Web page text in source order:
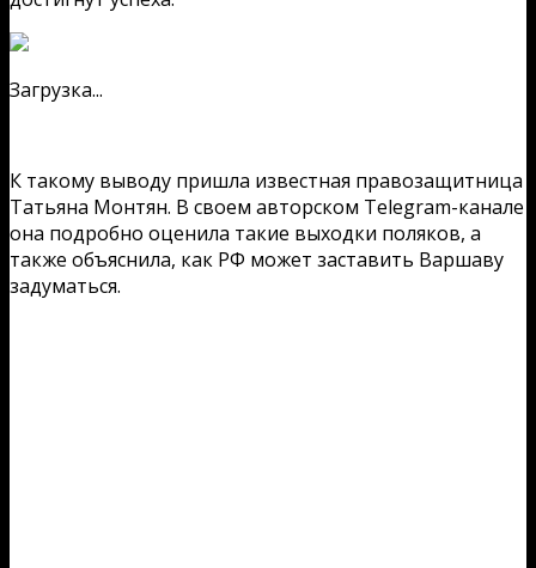
Загрузка...
К такому выводу пришла известная правозащитница
Татьяна Монтян. В своем авторском Telegram-канале
она подробно оценила такие выходки поляков, а
также объяснила, как РФ может заставить Варшаву
задуматься.